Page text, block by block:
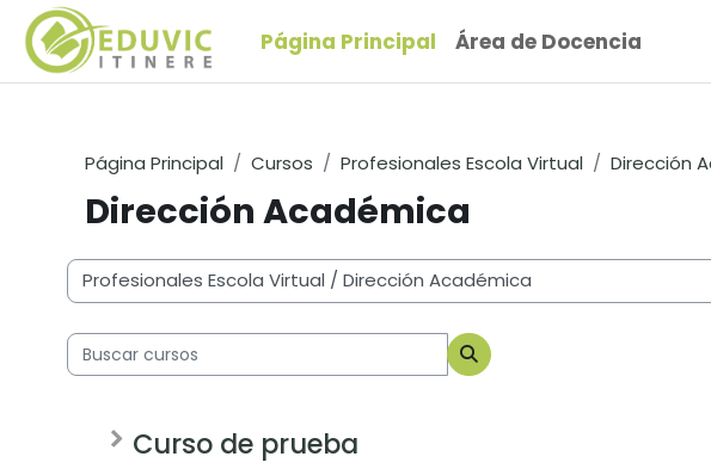
Salta al contenido principal
Página Principal Área de Docencia
Página Principal Cursos Profesionales Escola Virtual Dirección
Dirección Académica
Categorías
Buscar cursos
Buscar cursos
Curso de prueba